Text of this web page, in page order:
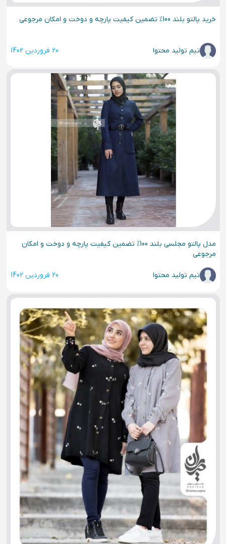
خرید پالتو بلند 100% تضمین کیفیت پارچه و دوخت و امکان مرجوعی
تیم تولید محتوا 20 فروردین 1402
مدل پالتو مجلسی بلند 100% تضمین کیفیت پارچه و دوخت و امکان
مرجوعی
تیم تولید محتوا 20 فروردین 1402